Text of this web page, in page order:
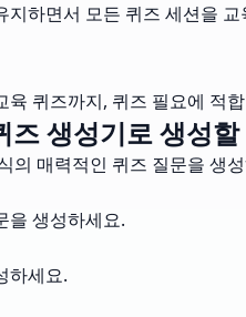
하면서 모든 퀴즈 세션을
퀴즈까지, 퀴즈 필요에 적
즈 생성기로 생성
의 매력적인 퀴즈 질문을 생
을 생성하세요.
하세요.